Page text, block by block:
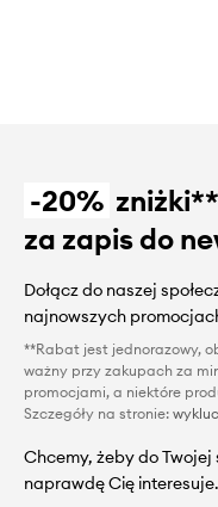
-20%
za zapis do
Dołącz do naszej
najnowszych
**Rabat jest jednorazowy,
ważny przy zakupach za
promocjami, a niektóre
Szczegóły na stronie:
Chcemy, żeby do
naprawdę Cię